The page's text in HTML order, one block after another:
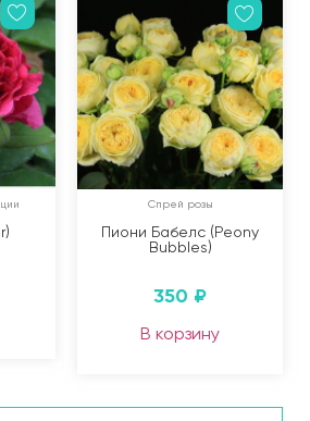
Спрей розы
Пиони Бабелс (Peony
Bubbles)
350 ₽
В корзину